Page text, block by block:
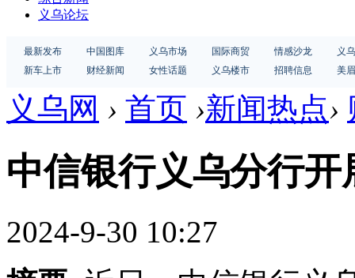
义乌论坛
最新发布 中国图库 义乌市场 国际商贸 情感沙龙
义
新车上市
财经新闻 女性话题 义乌楼市 招聘信息 美
义乌网 › 首页 ›新闻热点›
中信银行义乌分行
2024-9-30 10:27